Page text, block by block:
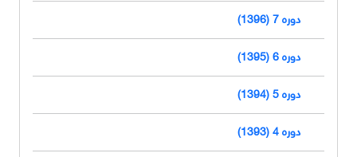
دوره 7 (1396)
دوره 6 (1395)
دوره 5 (1394)
دوره 4 (1393)